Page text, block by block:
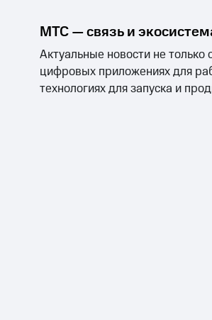
МТС — связь и
Актуальные новости не
цифровых приложениях для
технологиях для запуска и